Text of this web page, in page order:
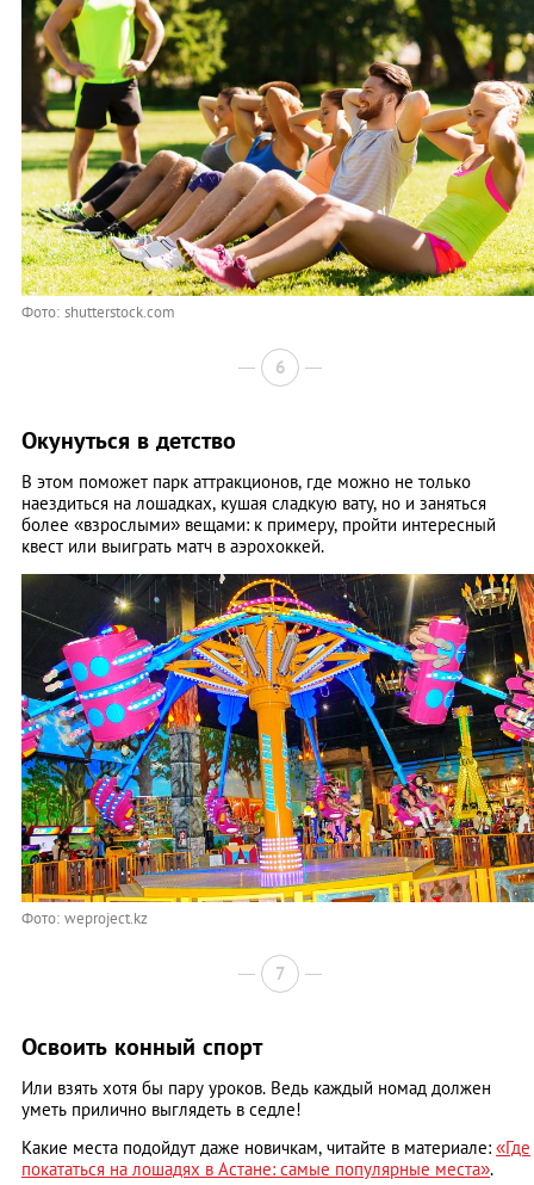
Фото: shutterstock.com
6
Окунуться в детство
В этом поможет парк аттракционов, где можно не только
наездиться на лошадках, кушая сладкую вату, но и заняться
более «взрослыми» вещами: к примеру, пройти интересный
квест или выиграть матч в аэрохоккей.
Фото: weproject.kz
7
Освоить конный спорт
Или взять хотя бы пару уроков. Ведь каждый номад должен
уметь прилично выглядеть в седле!
Какие места подойдут даже новичкам, читайте в материале: «Где
покататься на лошадях в Астане: самые популярные места».